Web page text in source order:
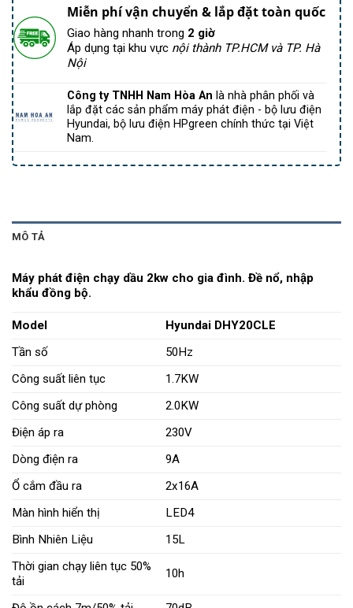
Miễn phí vận chuyển & lắp đặt toàn quốc
Giao hàng nhanh trong 2 giờ
Áp dụng tại khu vực nội thành TP.HCM và TP. Hà
Nội
Công ty TNHH Nam Hòa An là nhà phân phối và
lắp đặt các sản phẩm máy phát điện - bộ lưu điện
Hyundai, bộ lưu điện HPgreen chính thức tại Việt
Nam.
MÔ TẢ
Máy phát điện chạy dầu 2kw cho gia đình. Đề nổ, nhập
khẩu đồng bộ.
Model
Hyundai DHY20CLE
Tần số
50Hz
Công suất liên tục
1.7KW
Công suất dự phòng
2.0KW
Điện áp ra
230V
Dòng điện ra
9A
Ổ cắm đầu ra
2x16A
Màn hình hiển thị
LED4
Bình Nhiên Liệu
15L
Thời gian chạy liên tục 50%
tải
10h